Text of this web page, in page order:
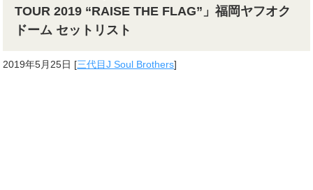
TOUR 2019 “RAISE THE FLAG”」福岡ヤフオク
ドーム セットリスト
2019年5月25日 [三代目J Soul Brothers]